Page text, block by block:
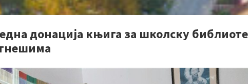
донација књига за школску